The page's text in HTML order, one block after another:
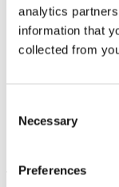
analytics
information that
collected from
Selection
Necessary
Preferences
Environments
Künstlerinnen
Leave this field